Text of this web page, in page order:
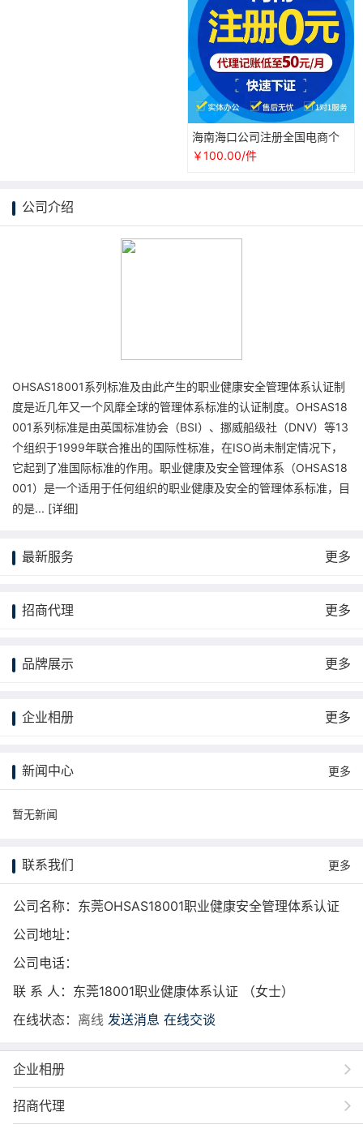
海南海口公司注册全国电商个
体户营业执照代办理工商注销
￥100.00/件
公司介绍
OHSAS18001系列标准及由此产生的职业健康安全管理体系认证制
度是近几年又一个风靡全球的管理体系标准的认证制度。OHSAS18
001系列标准是由英国标准协会（BSI）、挪威船级社（DNV）等13
个组织于1999年联合推出的国际性标准，在ISO尚未制定情况下，
它起到了准国际标准的作用。职业健康及安全管理体系（OHSAS18
001）是一个适用于任何组织的职业健康及安全的管理体系标准，目
的是... [详细]
最新服务 更多
招商代理 更多
品牌展示 更多
企业相册 更多
新闻中心 更多
暂无新闻
联系我们 更多
公司名称：东莞OHSAS18001职业健康安全管理体系认证
公司地址：
公司电话：
联 系 人：东莞18001职业健康体系认证 （女士）
在线状态： 离线 发送消息 在线交谈
企业相册
招商代理